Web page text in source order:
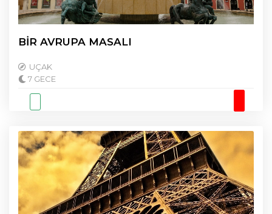
BİR AVRUPA MASALI
UÇAK
7 GECE